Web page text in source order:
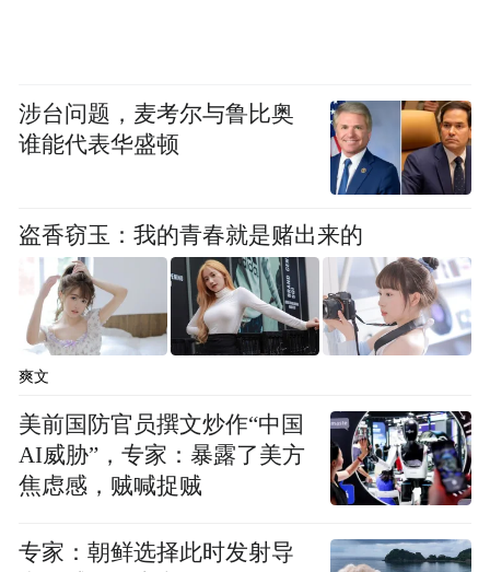
涉台问题，麦考尔与鲁比奥
谁能代表华盛顿
盗香窃玉：我的青春就是赌出来的
爽文
美前国防官员撰文炒作“中国
AI威胁”，专家：暴露了美方
焦虑感，贼喊捉贼
专家：朝鲜选择此时发射导